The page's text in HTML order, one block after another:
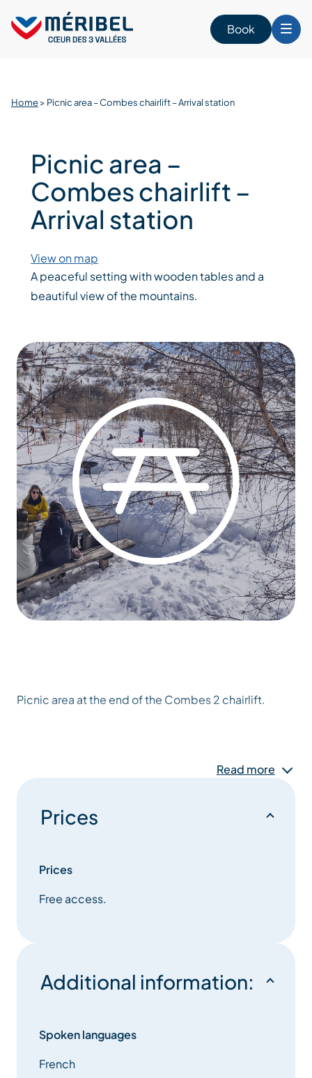
content
Book
Home> Picnic area – Combes chairlift – Arrival station
Picnic area at the end of the Combes 2 chairlift.
Read more
Prices
Prices
Free access.
Additional information:
Spoken languages
French
Picnic area –
Combes chairlift –
Arrival station
View on map
A peaceful setting with wooden tables and a
beautiful view of the mountains.